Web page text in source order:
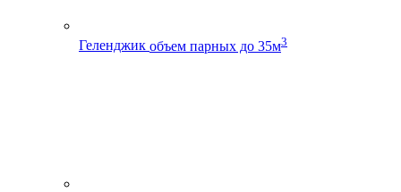
Геленджик объем парных до 35м3